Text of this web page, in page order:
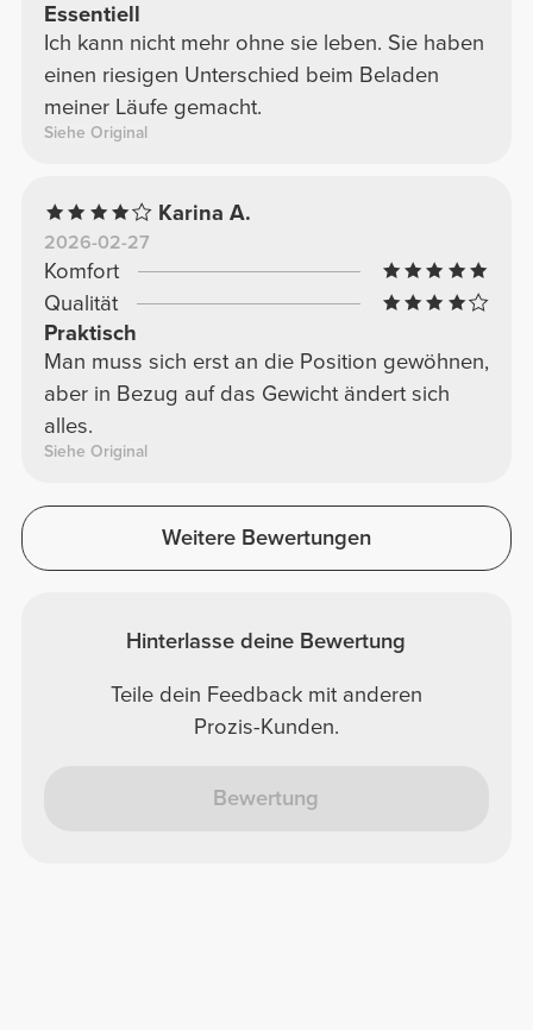
Essentiell
Ich kann nicht mehr ohne sie leben. Sie haben
einen riesigen Unterschied beim Beladen
meiner Läufe gemacht.
Siehe Original
Karina A.
2026-02-27
Komfort
Qualität
Praktisch
Man muss sich erst an die Position gewöhnen,
aber in Bezug auf das Gewicht ändert sich
alles.
Siehe Original
Weitere Bewertungen
Hinterlasse deine Bewertung
Teile dein Feedback mit anderen
Prozis-Kunden.
Bewertung